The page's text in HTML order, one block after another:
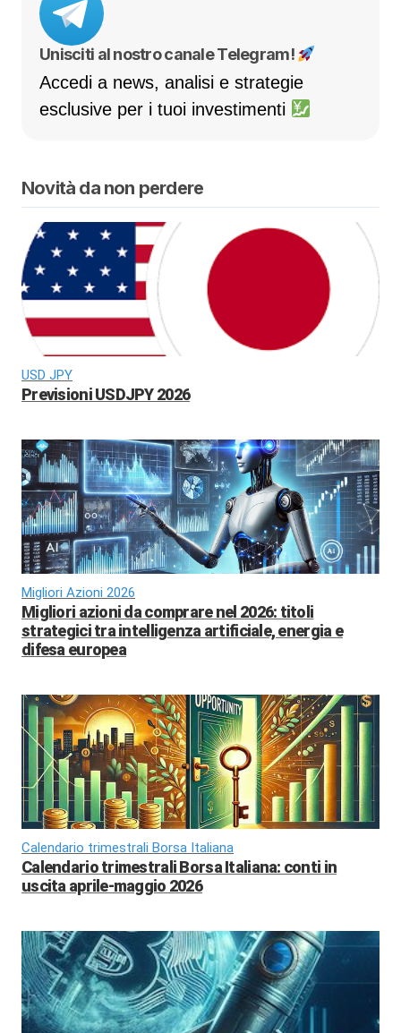
Unisciti al nostro canale Telegram!
Accedi a news, analisi e strategie
esclusive per i tuoi investimenti
Novità da non perdere
USD JPY
Previsioni USDJPY 2026
Migliori Azioni 2026
Migliori azioni da comprare nel 2026: titoli
strategici tra intelligenza artificiale, energia e
difesa europea
Calendario trimestrali Borsa Italiana
Calendario trimestrali Borsa Italiana: conti in
uscita aprile-maggio 2026